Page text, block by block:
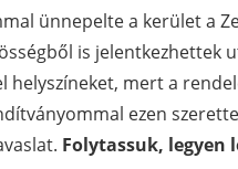
ünnepelte a kerület a
is jelentkezhettek
helyszíneket, mert a
ezen
Folytassuk,